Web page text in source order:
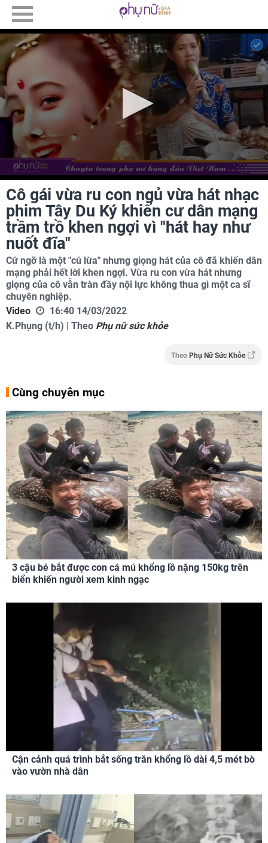
Cô gái vừa ru con ngủ vừa hát nhạc
phim Tây Du Ký khiến cư dân mạng
trầm trồ khen ngợi vì "hát hay như
nuốt đĩa"
Cứ ngỡ là một "cú lừa" nhưng giọng hát của cô đã khiến dân
mạng phải hết lời khen ngợi. Vừa ru con vừa hát nhưng
giọng của cô vẫn tràn đầy nội lực không thua gì một ca sĩ
chuyên nghiệp.
Video
16:40 14/03/2022
K.Phụng (t/h) | Theo Phụ nữ sức khỏe
Theo Phụ Nữ Sức Khỏe
Cùng chuyên mục
3 cậu bé bắt được con cá mú khổng lồ nặng 150kg trên
biển khiến người xem kinh ngạc
Cận cảnh quá trình bắt sống trăn khổng lồ dài 4,5 mét bò
vào vườn nhà dân